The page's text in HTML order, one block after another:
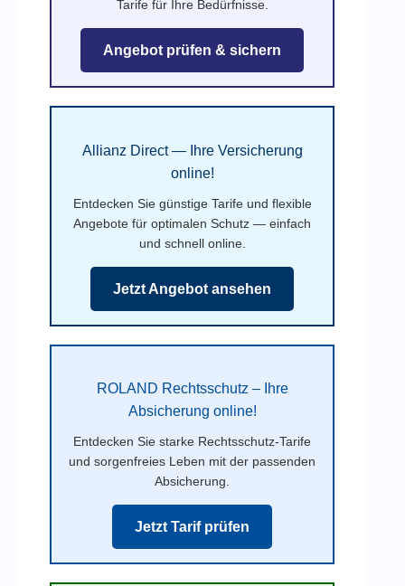
Tarife für Ihre Bedürfnisse.
Angebot prüfen & sichern
Allianz Direct — Ihre Versicherung
online!
Entdecken Sie günstige Tarife und flexible
Angebote für optimalen Schutz — einfach
und schnell online.
Jetzt Angebot ansehen
ROLAND Rechtsschutz – Ihre
Absicherung online!
Entdecken Sie starke Rechtsschutz-Tarife
und sorgenfreies Leben mit der passenden
Absicherung.
Jetzt Tarif prüfen